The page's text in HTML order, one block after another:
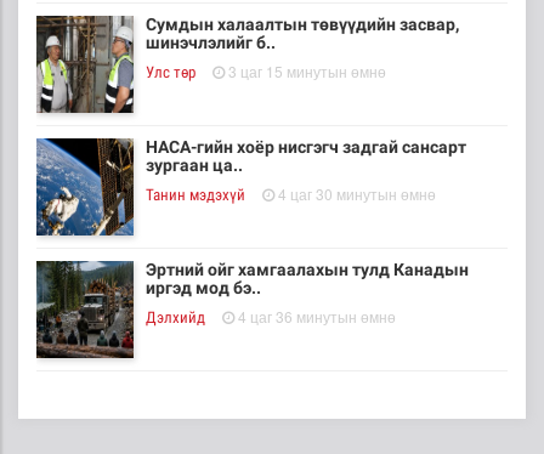
Сумдын халаалтын төвүүдийн засвар,
шинэчлэлийг б..
Улс төр 3 цаг 15 минутын өмнө
НАСА-гийн хоёр нисгэгч задгай сансарт
зургаан ца..
Танин мэдэхүй 4 цаг 30 минутын өмнө
Эртний ойг хамгаалахын тулд Канадын
иргэд мод бэ..
Дэлхийд 4 цаг 36 минутын өмнө